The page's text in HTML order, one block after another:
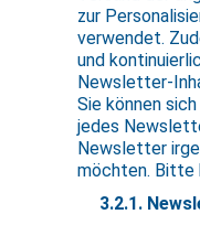
zur
verwendet.
und
Newsletter-
Sie können
jedes
Newsletter
möchten. Bitte
3.2.1.